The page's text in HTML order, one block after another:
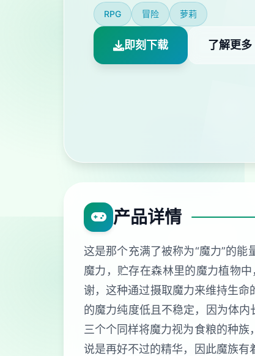
RPG 冒险 萝莉
即刻下载 了解更多
产品详情
这是那个充满了被称为“魔力”的
魔力，贮存在森林里的魔力植物
谢，这种通过摄取魔力来维持生命
的魔力纯度低且不稳定，因为体
三个个同样将魔力视为食粮的种
说是再好不过的精华，因此魔族